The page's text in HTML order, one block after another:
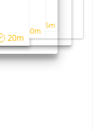
20m
40m
55m